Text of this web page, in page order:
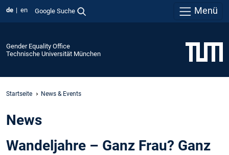
de en Google Suche Menü
Gender Equality Office
Technische Universität München
Startseite News & Events
News
Wandeljahre – Ganz Frau? Ganz